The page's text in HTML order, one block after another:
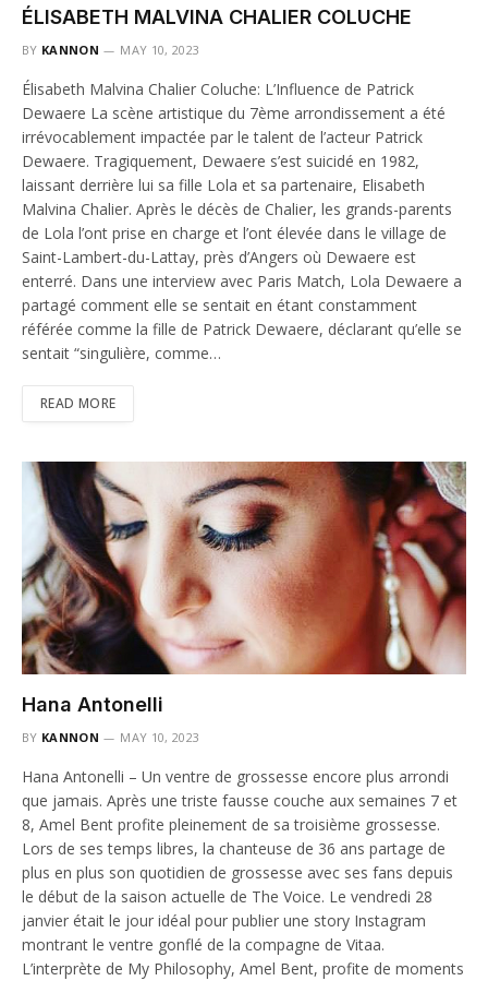
ÉLISABETH MALVINA CHALIER COLUCHE
BY KANNON MAY 10, 2023
Élisabeth Malvina Chalier Coluche: L’Influence de Patrick
Dewaere La scène artistique du 7ème arrondissement a été
irrévocablement impactée par le talent de l’acteur Patrick
Dewaere. Tragiquement, Dewaere s’est suicidé en 1982,
laissant derrière lui sa fille Lola et sa partenaire, Elisabeth
Malvina Chalier. Après le décès de Chalier, les grands-parents
de Lola l’ont prise en charge et l’ont élevée dans le village de
Saint-Lambert-du-Lattay, près d’Angers où Dewaere est
enterré. Dans une interview avec Paris Match, Lola Dewaere a
partagé comment elle se sentait en étant constamment
référée comme la fille de Patrick Dewaere, déclarant qu’elle se
sentait “singulière, comme…
READ MORE
Hana Antonelli
BY KANNON MAY 10, 2023
Hana Antonelli – Un ventre de grossesse encore plus arrondi
que jamais. Après une triste fausse couche aux semaines 7 et
8, Amel Bent profite pleinement de sa troisième grossesse.
Lors de ses temps libres, la chanteuse de 36 ans partage de
plus en plus son quotidien de grossesse avec ses fans depuis
le début de la saison actuelle de The Voice. Le vendredi 28
janvier était le jour idéal pour publier une story Instagram
montrant le ventre gonflé de la compagne de Vitaa.
L’interprète de My Philosophy, Amel Bent, profite de moments